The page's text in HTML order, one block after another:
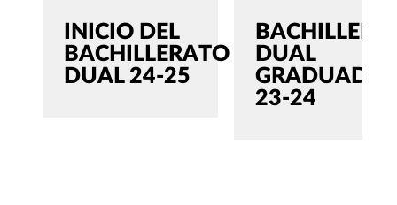
INICIO DEL
BACHILLERATO
DUAL 24-25
DUAL
23-24